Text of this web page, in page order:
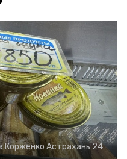
Корженко Астрахань 24